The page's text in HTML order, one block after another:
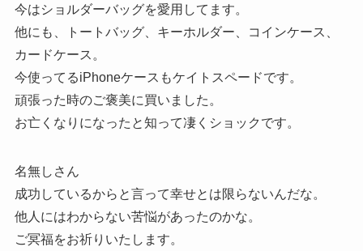
今はショルダーバッグを愛用してます。
他にも、トートバッグ、キーホルダー、コインケース、
カードケース。
今使ってるiPhoneケースもケイトスペードです。
頑張った時のご褒美に買いました。
お亡くなりになったと知って凄くショックです。
名無しさん
成功しているからと言って幸せとは限らないんだな。
他人にはわからない苦悩があったのかな。
ご冥福をお祈りいたします。